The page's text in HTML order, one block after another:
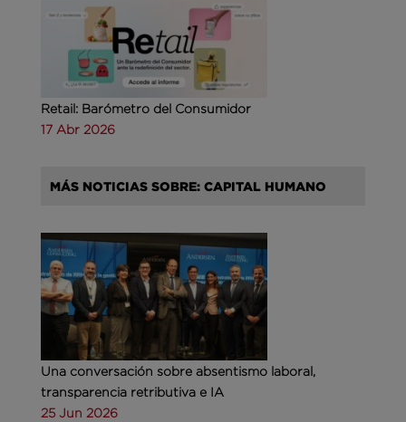
Retail: Barómetro del Consumidor
17 Abr 2026
MÁS NOTICIAS SOBRE: CAPITAL HUMANO
Una conversación sobre absentismo laboral,
transparencia retributiva e IA
25 Jun 2026